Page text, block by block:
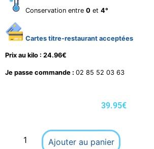
Conservation entre 0 et 4°
Cartes titre-restaurant acceptées
Prix au kilo : 24.96€
Je passe commande : 02 85 52 03 63
39.95€
Ajouter au panier